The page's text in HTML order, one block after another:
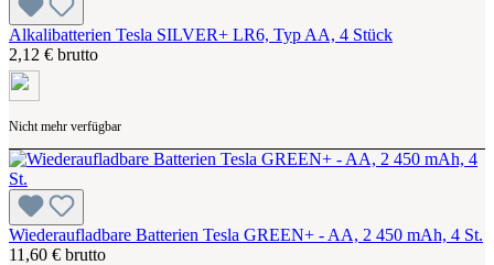
Alkalibatterien Tesla SILVER+ LR6, Typ AA, 4 Stück
2,12 € brutto
Nicht mehr verfügbar
Wiederaufladbare Batterien Tesla GREEN+ - AA, 2 450 mAh, 4 St.
11,60 € brutto